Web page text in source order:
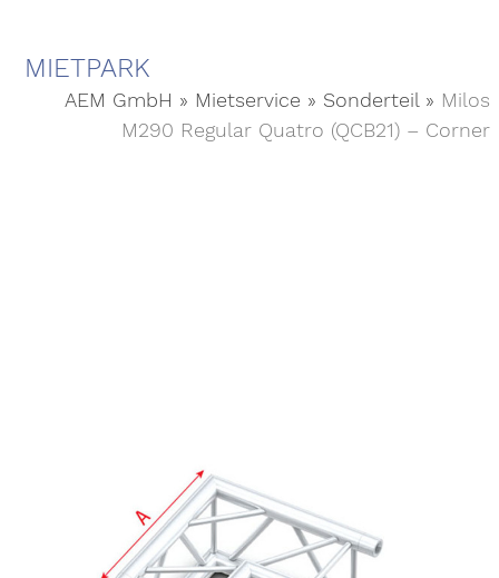
MIETPARK
AEM GmbH » Mietservice » Sonderteil » Milos
M290 Regular Quatro (QCB21) – Corner